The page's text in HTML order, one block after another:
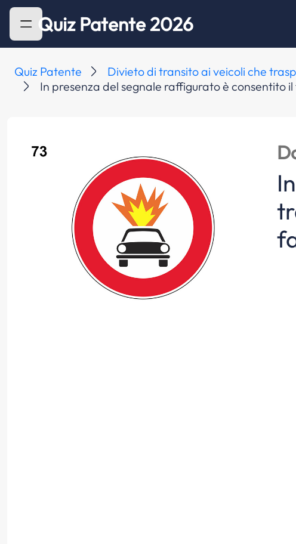
Quiz Patente 2026
Quiz Patente
Divieto di transito ai veicoli che
In presenza del segnale raffigurato è